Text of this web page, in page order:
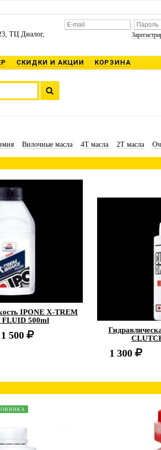
ТЦ Диалог,
СКИДКИ И АКЦИИ КОРЗИНА
Вилочные масла 4Т масла 2Т масла
IPONE X-TREM
FLUID 500ml
1 500
1 300